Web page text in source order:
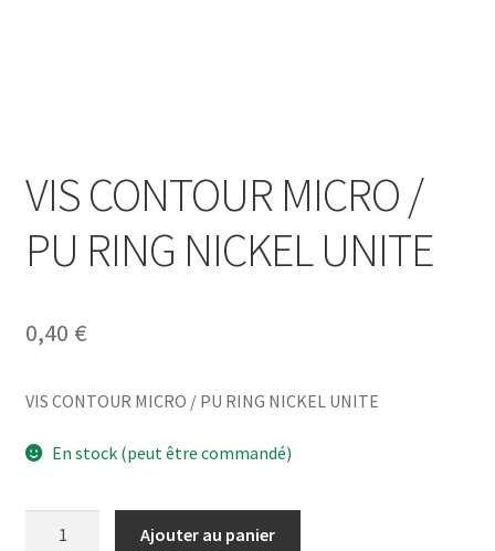
VIS CONTOUR MICRO /
PU RING NICKEL UNITE
0,40 €
VIS CONTOUR MICRO / PU RING NICKEL UNITE
En stock (peut être commandé)
Ajouter au panier